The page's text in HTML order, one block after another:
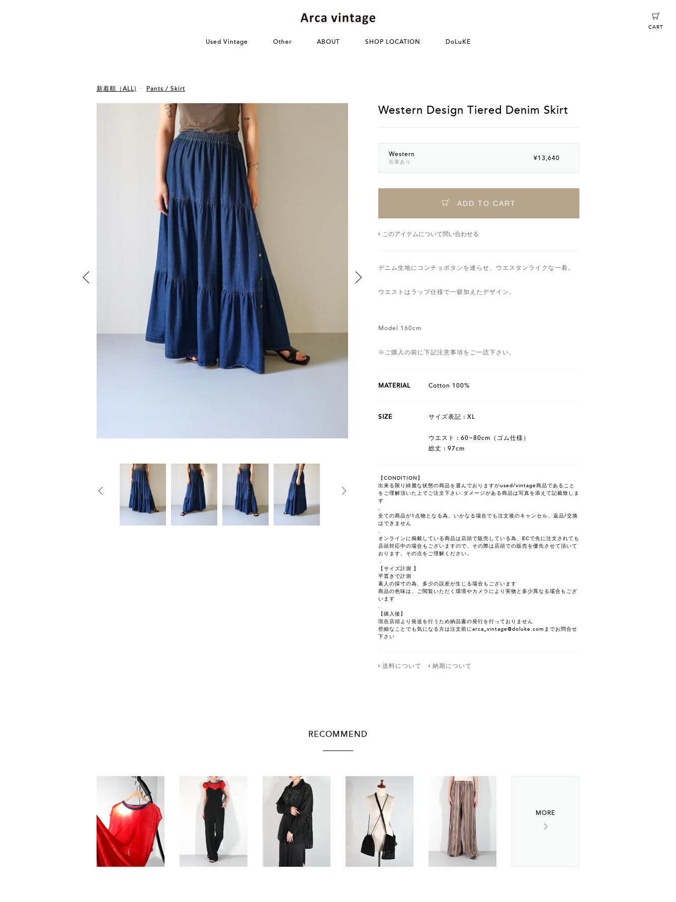
Used Vintage Other ABOUT SHOP LOCATION DoLuKE
CART
新着順（ALL) Pants / Skirt
Western Design Tiered Denim Skirt
Western
在庫あり
¥13,640
ADD TO CART
このアイテムについて問い合わせる
デニム生地にコンチョボタンを連らせ、ウエスタンライクな一着。
ウエストはラップ仕様で一癖加えたデザイン。
Model 160cm
※ご購入の前に下記注意事項をご一読下さい。
MATERIAL Cotton 100%
SIZE サイズ表記 : XL
ウエスト : 60~80cm（ゴム仕様）
総丈 : 97cm
【CONDITION】
出来る限り綺麗な状態の商品を選んでおりますがused/vintage商品であること
をご理解頂いた上でご注文下さい.ダメージがある商品は写真を添えて記載致しま
す
.
全ての商品が1点物となる為、いかなる場合でも注文後のキャンセル、返品/交換
はできません
.
オンラインに掲載している商品は店頭で販売している為、ECで先に注文されても
店頭対応中の場合もございますので、その際は店頭での販売を優先させて頂いて
おります。その点をご理解ください。
．
【サイズ計測 】
平置きで計測
素人の採寸の為、多少の誤差が生じる場合もございます
商品の色味は、ご閲覧いただく環境やカメラにより実物と多少異なる場合もござ
います
.
【購入後】
現在店頭より発送を行うため納品書の発行を行っておりません
些細なことでも気になる方は注文前にarca_vintage@doluke.comまでお問合せ
下さい
送料について 納期について
RECOMMEND